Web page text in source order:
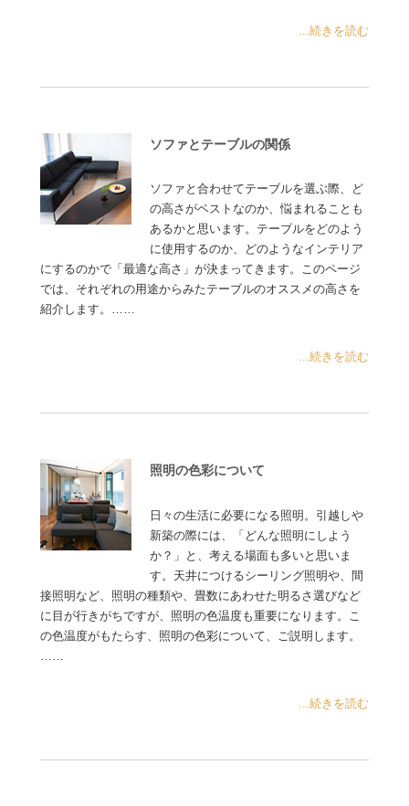
...続きを読む
ソファとテーブルの関係
ソファと合わせてテーブルを選ぶ際、ど
の高さがベストなのか、悩まれることも
あるかと思います。テーブルをどのよう
に使用するのか、どのようなインテリア
にするのかで「最適な高さ」が決まってきます。このページ
では、それぞれの用途からみたテーブルのオススメの高さを
紹介します。……
...続きを読む
照明の色彩について
日々の生活に必要になる照明。引越しや
新築の際には、「どんな照明にしよう
か？」と、考える場面も多いと思いま
す。天井につけるシーリング照明や、間
接照明など、照明の種類や、畳数にあわせた明るさ選びなど
に目が行きがちですが、照明の色温度も重要になります。こ
の色温度がもたらす、照明の色彩について、ご説明します。
...続きを読む